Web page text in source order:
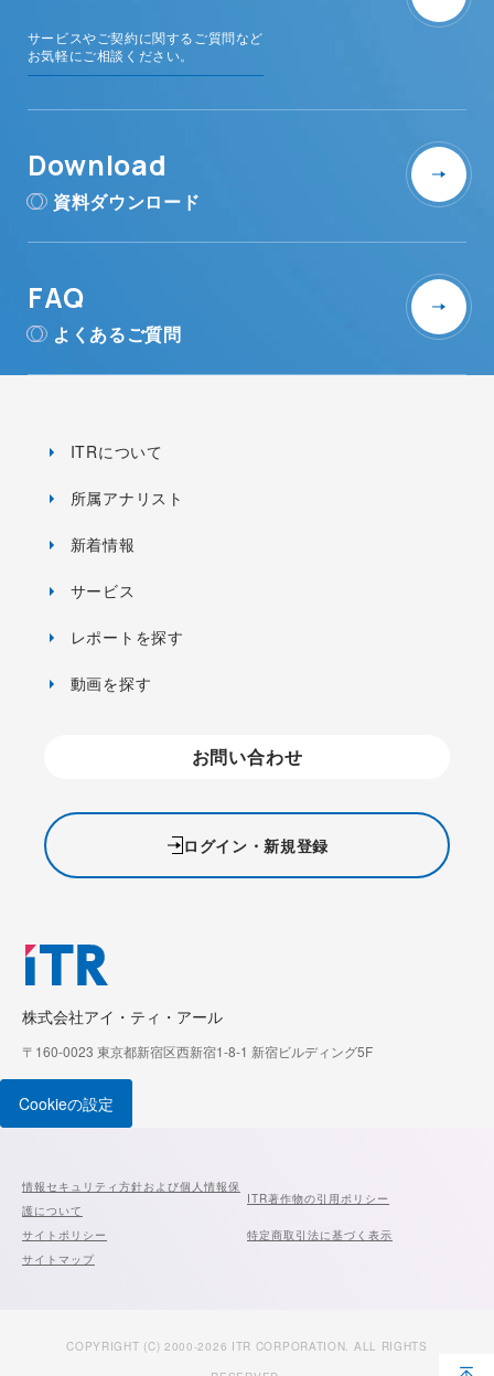
サービスやご契約に関するご質問など
お気軽にご相談ください。
Download
資料ダウンロード
FAQ
よくあるご質問
株式会社アイ・ティ・アール
〒160-0023 東京都新宿区西新宿1-8-1 新宿ビルディング5F
ITRについて
所属アナリスト
新着情報
サービス
レポートを探す
動画を探す
お問い合わせ
ログイン・新規登録
Cookieの設定
情報セキュリティ方針および個人情報保
護について
ITR著作物の引用ポリシー
サイトポリシー
特定商取引法に基づく表示
サイトマップ
COPYRIGHT (C) 2000-2026 ITR CORPORATION. ALL RIGHTS